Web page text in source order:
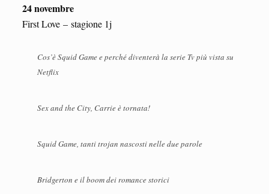
24 novembre
First Love – stagione 1j
Cos’è Squid Game e perché diventerà la serie Tv più vista su
Netflix
Sex and the City, Carrie è tornata!
Squid Game, tanti trojan nascosti nelle due parole
Bridgerton e il boom dei romance storici